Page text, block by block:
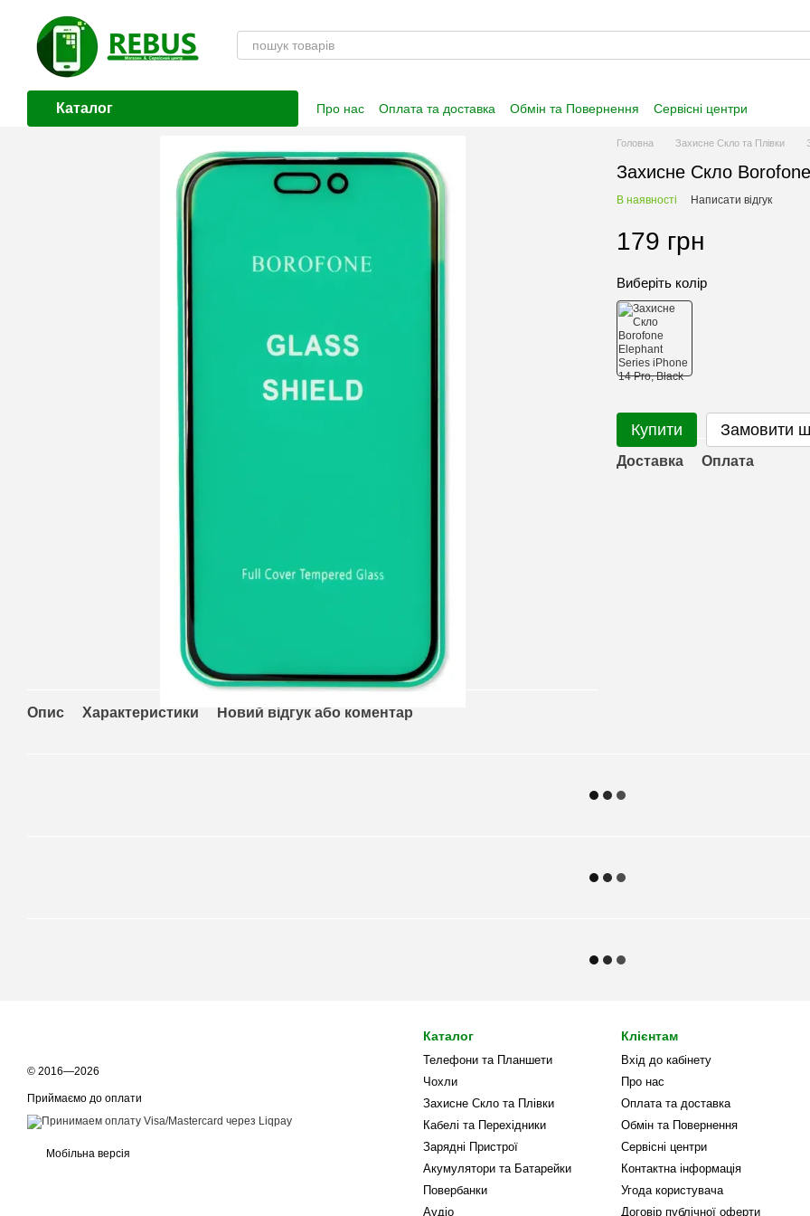
Перейти до основного контенту
Каталог Про нас Оплата та доставка Обмін та Повернення
Сервісні центри
Опис Характеристики Новий відгук або коментар
Головна Захисне Скло та Плівки
Захисне Cкло
В наявності Написати відгук
179 грн
Виберіть колір
Купити Замовити
Доставка Оплата
© 2016—2026
Приймаємо до оплати
Мобільна версія
Каталог
Телефони та Планшети
Чохли
Захисне Скло та Плівки
Кабелі та Перехідники
Зарядні Пристрої
Акумулятори та Батарейки
Повербанки
Аудіо
Клієнтам
Вхід до кабінету
Про нас
Оплата та доставка
Обмін та Повернення
Сервісні центри
Контактна інформація
Угода користувача
Договір публічної оферти